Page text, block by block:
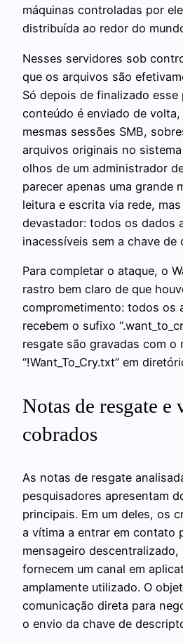
máquinas controladas por
distribuída ao redor do
Nesses servidores sob
que os arquivos são
Só depois de finalizado esse
conteúdo é enviado de volta,
mesmas sessões SMB,
arquivos originais no
olhos de um administrador
parecer apenas uma grande
leitura e escrita via rede,
devastador: todos os dados
inacessíveis sem a chave de
Para completar o ataque, o
rastro bem claro de que
comprometimento: todos os
recebem o sufixo
resgate são gravadas com o
“!Want_To_Cry.txt” em
Notas de resgate e
cobrados
As notas de resgate
pesquisadores apresentam
principais. Em um deles, os
a vítima a entrar em contato
mensageiro descentralizado,
fornecem um canal em
amplamente utilizado. O
comunicação direta para
o envio da chave de